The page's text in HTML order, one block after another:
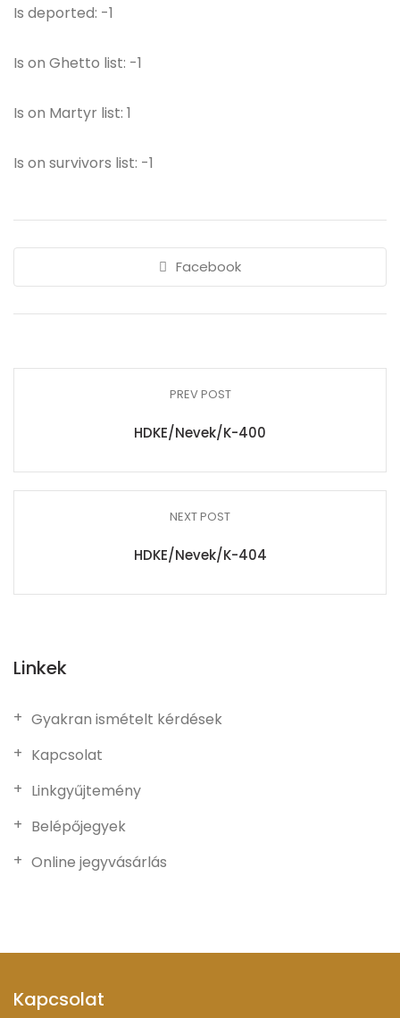
Is deported: -1
Is on Ghetto list: -1
Is on Martyr list: 1
Is on survivors list: -1
Facebook
PREV POST
HDKE/Nevek/K-400
NEXT POST
HDKE/Nevek/K-404
Linkek
Gyakran ismételt kérdések
Kapcsolat
Linkgyűjtemény
Belépőjegyek
Online jegyvásárlás
Kapcsolat